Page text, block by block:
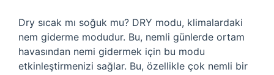
Dry sıcak mı soğuk mu? DRY modu, klimalardaki
nem giderme modudur. Bu, nemli günlerde ortam
havasından nemi gidermek için bu modu
etkinleştirmenizi sağlar. Bu, özellikle çok nemli bir